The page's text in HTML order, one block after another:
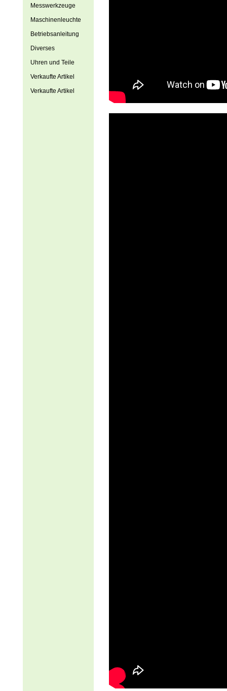
Messwerkzeuge
Maschinenleuchte
Betriebsanleitung
Diverses
Uhren und Teile
Verkaufte Artikel
Verkaufte Artikel